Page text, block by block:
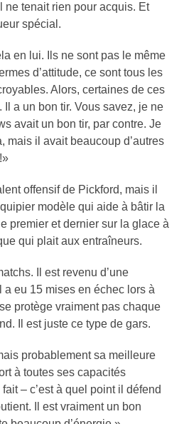
ne tenait rien pour acquis. Et
spécial.
en lui. Ils ne sont pas le même
d’attitude, ce sont tous les
Alors, certaines de ces
a un bon tir. Vous savez, je ne
avait un bon tir, par contre. Je
mais il avait beaucoup d’autres
offensif de Pickford, mais il
modèle qui aide à bâtir la
premier et dernier sur la glace à
qui plait aux entraîneurs.
Il est revenu d’une
a eu 15 mises en échec lors à
protège vraiment pas chaque
Il est juste ce type de gars.
probablement sa meilleure
à toutes ses capacités
– c’est à quel point il défend
Il est vraiment un bon